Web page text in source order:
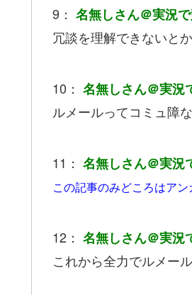
9： 名無しさん＠実況
冗談を理解できないと
10： 名無しさん＠実況
ルメールってコミュ障
11： 名無しさん＠実況
この記事のみどころはア
12： 名無しさん＠実況
これから全力でルメー